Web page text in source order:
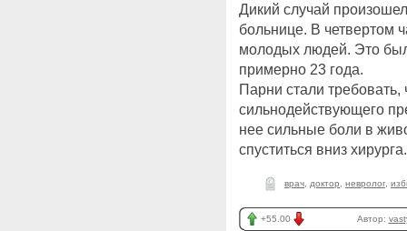
Дикий случай
больнице. В четвертом
молодых людей. Это
примерно 23 года.
Парни стали
сильнодействующего
нее сильные боли в
спуститься вниз
врач доктор невролог,
+55.00 Автор: